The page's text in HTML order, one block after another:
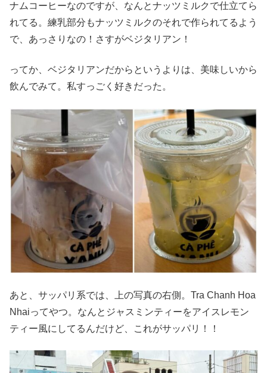
ナムコーヒーなのですが、なんとナッツミルクで仕立てら
れてる。練乳部分もナッツミルクのそれで作られてるよう
で、あっさりなの！さすがベジタリアン！
ってか、ベジタリアンだからというよりは、美味しいから
飲んでみて。私すっごく好きだった。
あと、サッパリ系では、上の写真の右側。Tra Chanh Hoa
Nhaiってやつ。なんとジャスミンティーをアイスレモン
ティー風にしてるんだけど、これがサッパリ！！